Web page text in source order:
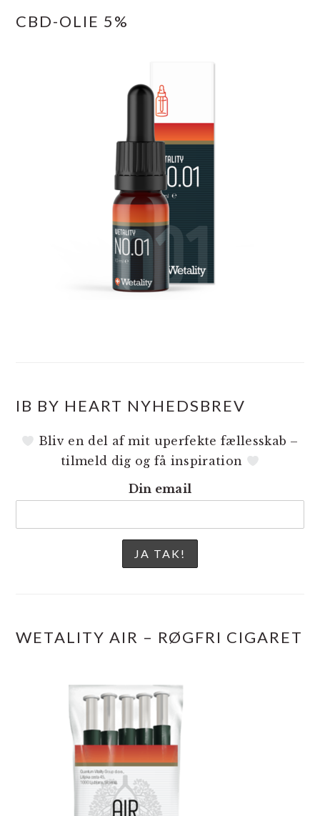
CBD-OLIE 5%
IB BY HEART NYHEDSBREV
Bliv en del af mit uperfekte fællesskab –
tilmeld dig og få inspiration
Din email
WETALITY AIR – RØGFRI CIGARET